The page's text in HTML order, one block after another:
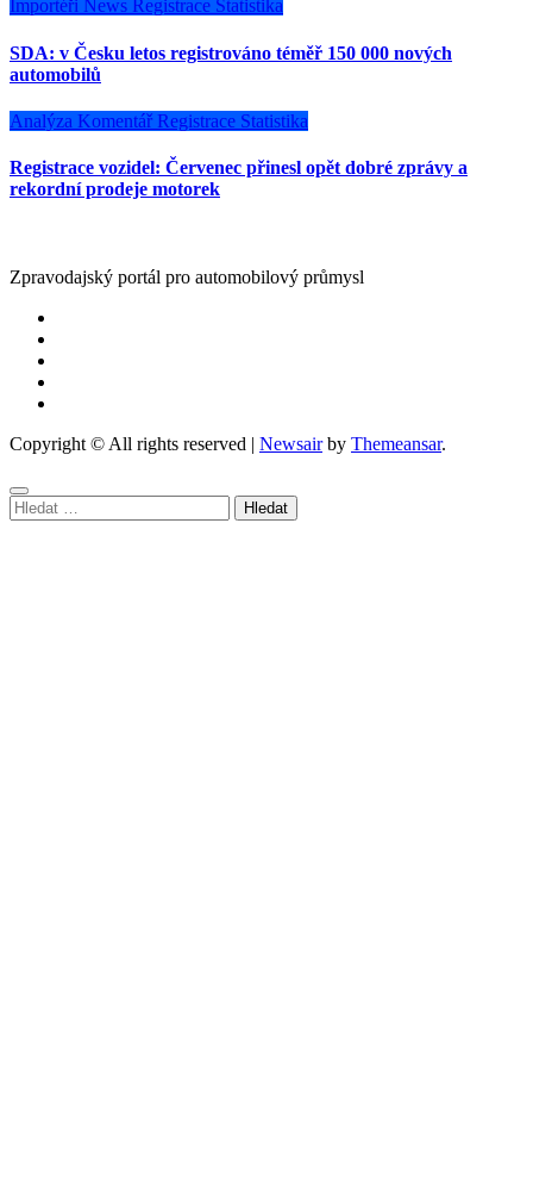
Importéři News Registrace Statistika
SDA: v Česku letos registrováno téměř 150 000 nových
automobilů
Analýza Komentář Registrace Statistika
Registrace vozidel: Červenec přinesl opět dobré zprávy a
rekordní prodeje motorek
Zpravodajský portál pro automobilový průmysl
Copyright © All rights reserved | Newsairby Themeansar.
Vyhledávání